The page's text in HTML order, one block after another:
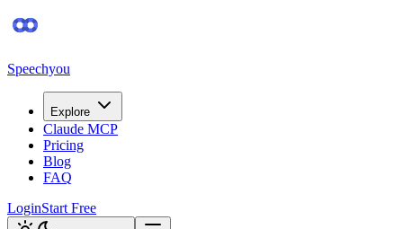
Speechyou
Explore
Claude MCP
Pricing
Blog
FAQ
LoginStart Free